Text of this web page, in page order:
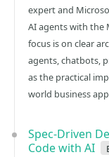
expert and
AI agents with the
focus is on clear
agents, chatbots,
as the practical
world business
Spec-Driven
Code with AI